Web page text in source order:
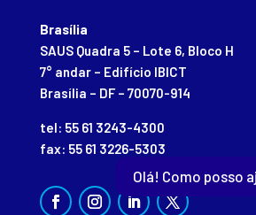
Brasília
SAUS Quadra 5 – Lote 6, Bloco H
7° andar – Edifício IBICT
Brasília – DF – 70070-914
tel: 55 61 3243-4300
fax: 55 61 3226-5303
Olá! Como posso